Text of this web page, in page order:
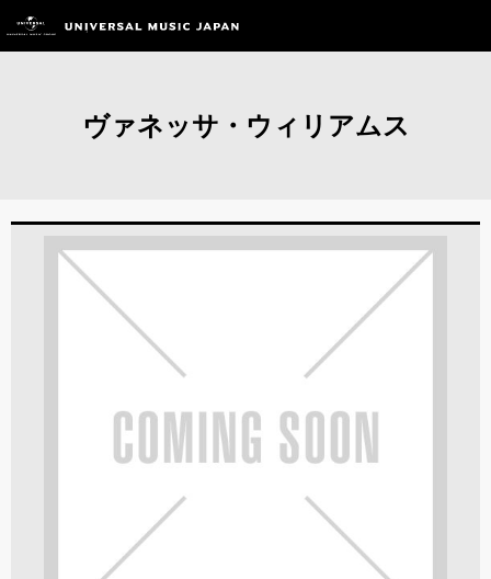
ヴァネッサ・ウィリアムス